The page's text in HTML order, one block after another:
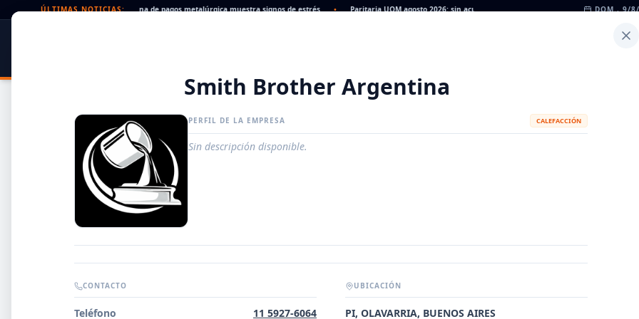
ÚLTIMAS NOTICIAS:
rechazados en alza: la cadena de pagos metalúrgica muestra signos de estrés • Paritaria UOM agosto 2026: sin acuerdo, siguen vigentes los valores de abril •
DOM., 9/
DISTRIBUIDORES METALÚRGICAS FABRICANTES
Smith Brother Argentina
PERFIL DE LA EMPRESA CALEFACCIÓN
Sin descripción disponible.
CONTACTO
Teléfono 11 5927-6064
UBICACIÓN
PI, OLAVARRIA, BUENOS AIRES